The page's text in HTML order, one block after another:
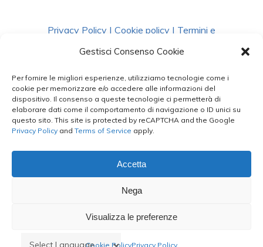
Gestisci Consenso Cookie
Per fornire le migliori esperienze, utilizziamo tecnologie come i
cookie per memorizzare e/o accedere alle informazioni del
dispositivo. Il consenso a queste tecnologie ci permetterà di
elaborare dati come il comportamento di navigazione o ID unici su
questo sito. This site is protected by reCAPTCHA and the Google
Privacy Policy and Terms of Service apply.
Accetta
Nega
Visualizza le preferenze
Cookie PolicyPrivacy Policy
Privacy Policy | Cookie policy | Termini e
Condizioni|Richiedi Dati
facebook instagram whatsappphone
email
Le Bontà del Capo ©